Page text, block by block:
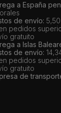
a España
de envío:
pedidos
gratuito
a Islas
de envío:
pedidos
gratuito
de